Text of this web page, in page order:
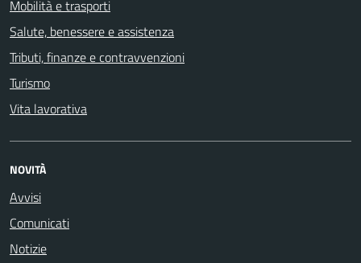
Mobilità e trasporti
Salute, benessere e assistenza
Tributi, finanze e contravvenzioni
Turismo
Vita lavorativa
NOVITÀ
Avvisi
Comunicati
Notizie